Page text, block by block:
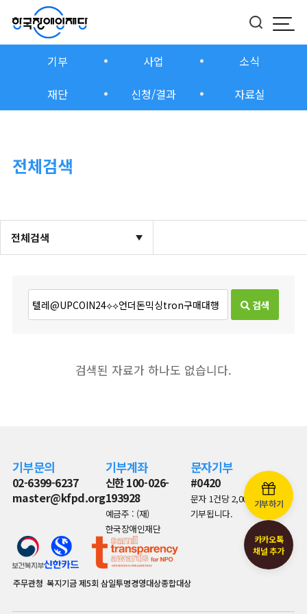
모
버튼
기부 사업
소식
재단
신청/결과 자료실
전체검색
전체검색
검색
검색된 자료가 하나도 없습니다.
기부하기
카카오톡
채널 추가
기부문의
02-6399-6237
master@kfpd.org
기부계좌
신한 100-026-
193928
예금주 : (재)
한국장애인재단
문자기부
#0420
문자 1건당 2,000원이
기부됩니다.
주무관청 복지기금제5회 삼일투명경영대상종합대상